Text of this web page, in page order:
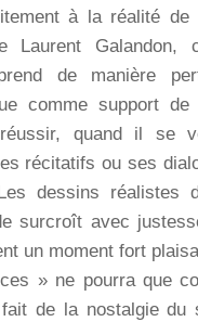
à la réalité de
Laurent Galandon,
de manière
comme support
quand il se
récitatifs ou ses
dessins réalistes
surcroît avec
un moment fort
» ne pourra que
de la nostalgie du